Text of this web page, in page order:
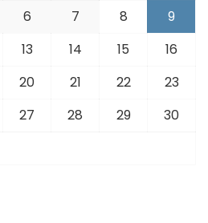
6 7 8
9
13 14 15
16
20 21 22
23
27 28 29
30